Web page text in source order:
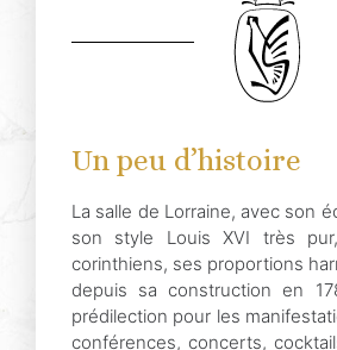
Un peu d’histoire
La salle de Lorraine, avec son
son style Louis XVI très
corinthiens, ses proportions
depuis sa construction en
prédilection pour les
conférences, concerts,